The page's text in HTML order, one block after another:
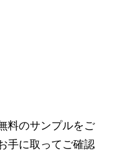
料のサンプルをご
手に取ってご確認